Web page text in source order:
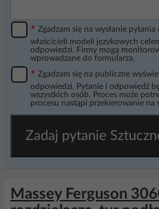
* Zgadzam się na wysłanie
właścicieli modeli językowych
odpowiedzi. Firmy mogą
wprowadzane do formularza.
* Zgadzam się na publiczne
odpowiedzi. Pytanie i odpowiedź
wszystkich osób. Proces może
procesu nastąpi przekierowanie na
Zadaj pytanie
Massey Ferguson